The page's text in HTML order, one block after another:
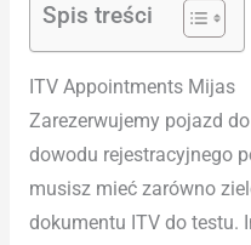
Spis treści
ITV Appointments Mijas
Zarezerwujemy pojazd
dowodu rejestracyjnego
musisz mieć zarówno
dokumentu ITV do testu.